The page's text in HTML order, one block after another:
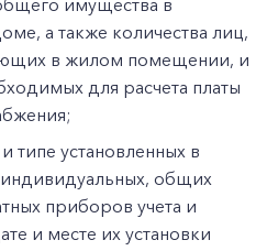
имущества в
а также количества лиц,
в жилом помещении, и
для расчета платы
типе установленных в
общих
приборов учета и
и месте их установки